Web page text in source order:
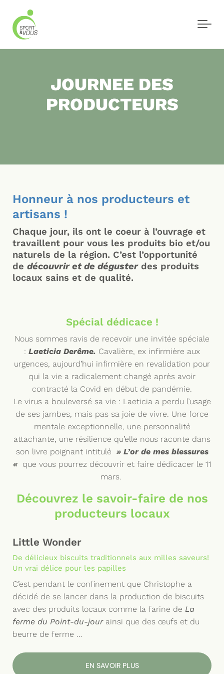
JOURNEE DES
PRODUCTEURS
Honneur à nos producteurs et
artisans !
Chaque jour, ils ont le coeur à l’ouvrage et
travaillent pour vous les produits bio et/ou
naturels de la région. C’est l’opportunité
de découvrir et de dégusterdes produits
locaux sains et de qualité.
Spécial dédicace !
Nous sommes ravis de recevoir une invitée spéciale
: Laeticia Derême. Cavalière, ex infirmière aux
urgences, aujourd’hui infirmière en revalidation pour
qui la vie a radicalement changé après avoir
contracté la Covid en début de pandémie.
Le virus a bouleversé sa vie : Laeticia a perdu l’usage
de ses jambes, mais pas sa joie de vivre. Une force
mentale exceptionnelle, une personnalité
attachante, une résilience qu’elle nous raconte dans
son livre poignant intitulé » L’or de mes blessures
« que vous pourrez découvrir et faire dédicacer le 11
mars.
Découvrez le savoir-faire de nos
producteurs locaux
Little Wonder
De délicieux biscuits traditionnels aux milles saveurs!
Un vrai délice pour les papilles
C’est pendant le confinement que Christophe a
décidé de se lancer dans la production de biscuits
avec des produits locaux comme la farine de La
ferme du Point-du-jourainsi que des œufs et du
beurre de ferme …
EN SAVOIR PLUS